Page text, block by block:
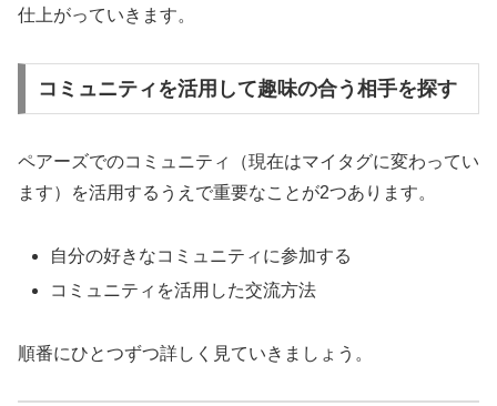
仕上がっていきます。
コミュニティを活用して趣味の合う相手を探す
ペアーズでのコミュニティ（現在はマイタグに変わってい
ます）を活用するうえで重要なことが2つあります。
自分の好きなコミュニティに参加する
コミュニティを活用した交流方法
順番にひとつずつ詳しく見ていきましょう。